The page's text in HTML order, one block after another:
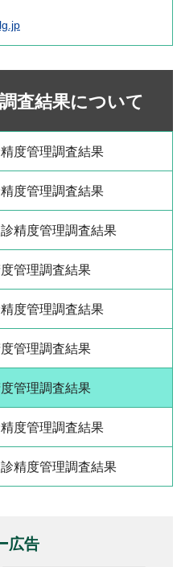
査結果について
度管理調査結果
度管理調査結果
精度管理調査結果
管理調査結果
度管理調査結果
管理調査結果
管理調査結果
度管理調査結果
精度管理調査結果
広告